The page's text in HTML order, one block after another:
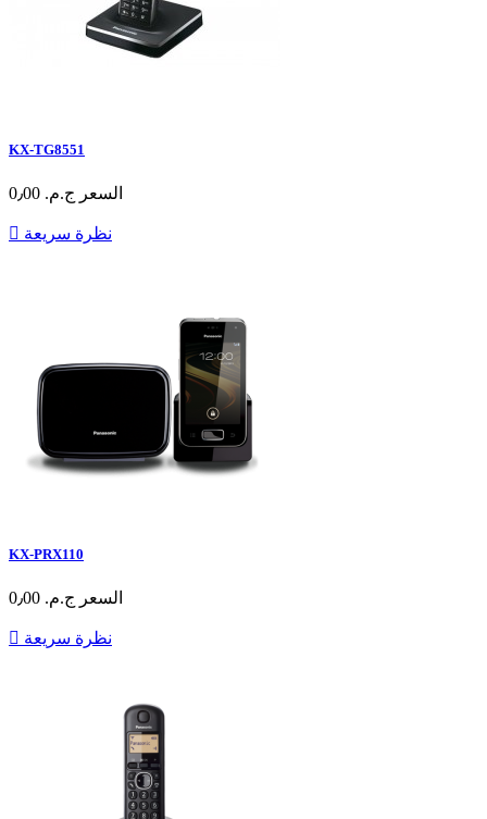
KX-TG8551
السعر ج.م.‏ 0٫00
 نظرة سريعة
KX-PRX110
السعر ج.م.‏ 0٫00
 نظرة سريعة